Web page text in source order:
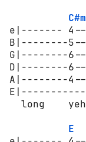
C#m
e|-------
B|--------
G|--------
D|--------
A|--------
long
E